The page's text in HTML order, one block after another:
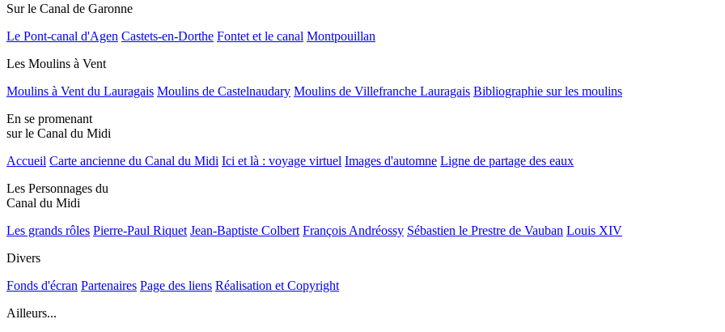
Sur le Canal de Garonne
Le Pont-canal d'Agen Castets-en-Dorthe Fontet et le canal Montpouillan
Les Moulins à Vent
Moulins à Vent du Lauragais Moulins de Castelnaudary Moulins de Villefranche Lauragais Bibliographie sur les moulins
En se promenant
sur le Canal du Midi
Accueil Carte ancienne du Canal du Midi Ici et là : voyage virtuel Images d'automne Ligne de partage des eaux
Les Personnages du
Canal du Midi
Les grands rôles Pierre-Paul Riquet Jean-Baptiste Colbert François Andréossy Sébastien le Prestre de Vauban Louis XIV
Divers
Fonds d'écran Partenaires Page des liens Réalisation et Copyright
Ailleurs...